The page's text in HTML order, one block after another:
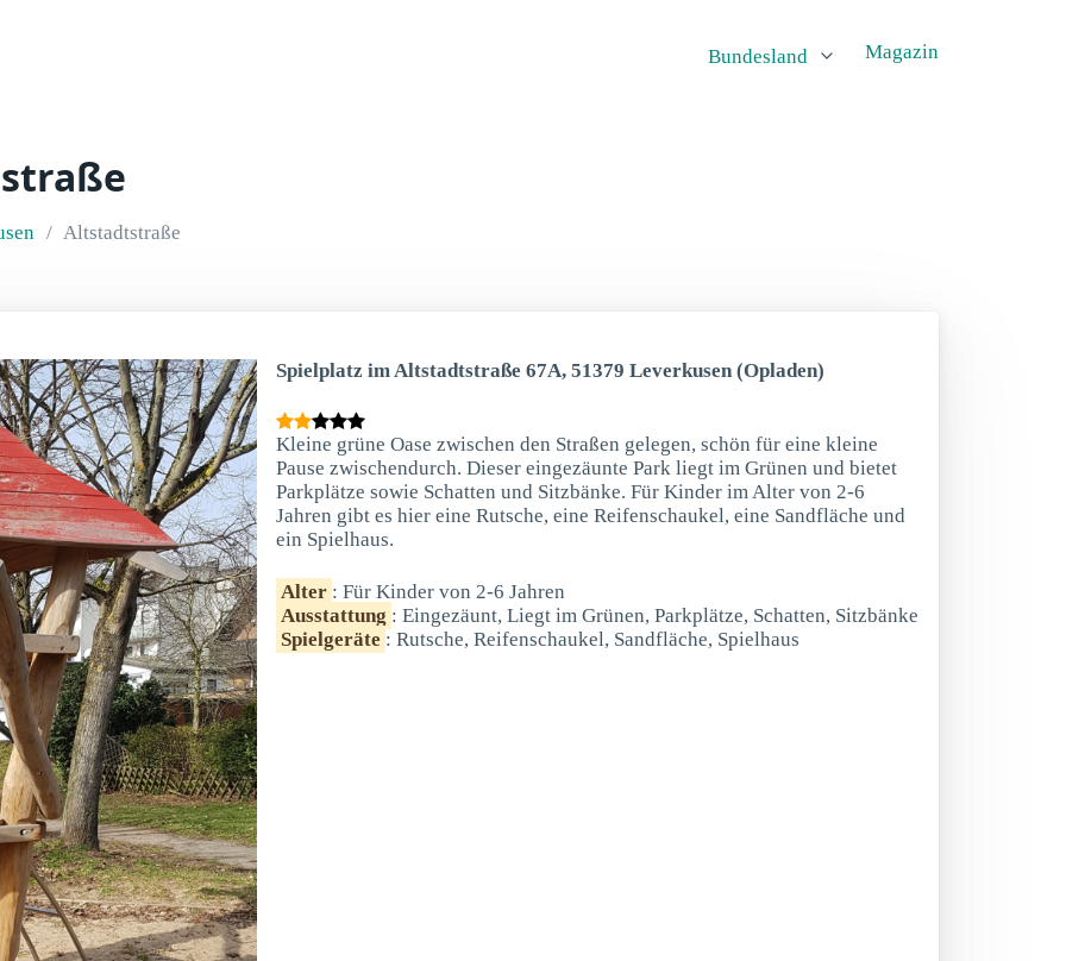
Bundesland Magazin
Altstadtstraße
Spielplatz im Altstadtstraße 67A, 51379 Leverkusen (Opladen)
Kleine grüne Oase zwischen den Straßen gelegen, schön für eine kleine
Pause zwischendurch. Dieser eingezäunte Park liegt im Grünen und bietet
Parkplätze sowie Schatten und Sitzbänke. Für Kinder im Alter von 2-6
Jahren gibt es hier eine Rutsche, eine Reifenschaukel, eine Sandfläche und
ein Spielhaus.
Alter : Für Kinder von 2-6 Jahren
Ausstattung : Eingezäunt, Liegt im Grünen, Parkplätze, Schatten, Sitzbänke
Spielgeräte : Rutsche, Reifenschaukel, Sandfläche, Spielhaus